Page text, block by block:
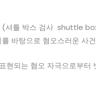
셔틀 박스 검사 shuttle
바탕으로 혐오스러운 사
현되는 혐오 자극으로부